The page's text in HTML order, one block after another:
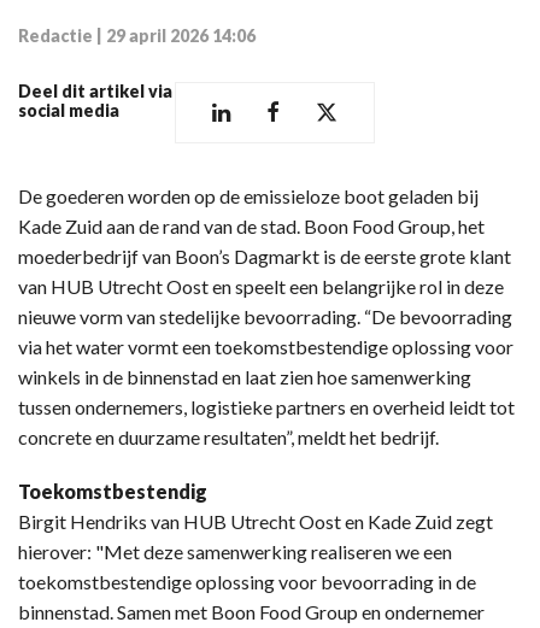
Redactie 29 april 2026 14:06
Deel dit artikel via
social media
De goederen worden op de emissieloze boot geladen bij
Kade Zuid aan de rand van de stad. Boon Food Group, het
moederbedrijf van Boon’s Dagmarkt is de eerste grote klant
van HUB Utrecht Oost en speelt een belangrijke rol in deze
nieuwe vorm van stedelijke bevoorrading. “De bevoorrading
via het water vormt een toekomstbestendige oplossing voor
winkels in de binnenstad en laat zien hoe samenwerking
tussen ondernemers, logistieke partners en overheid leidt tot
concrete en duurzame resultaten”, meldt het bedrijf.
Toekomstbestendig
Birgit Hendriks van HUB Utrecht Oost en Kade Zuid zegt
hierover: "Met deze samenwerking realiseren we een
toekomstbestendige oplossing voor bevoorrading in de
binnenstad. Samen met Boon Food Group en ondernemer